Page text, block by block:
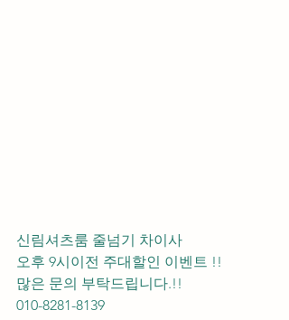
신림셔츠룸 줄넘기 차이사
오후 9시이전 주대할인 이벤트 !!
많은 문의 부탁드립니다.!!
010-8281-8139